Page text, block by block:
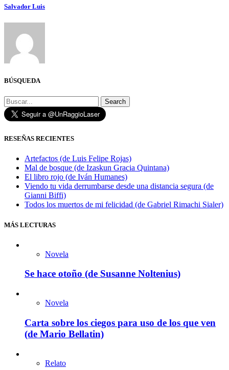
Salvador Luis
BÚSQUEDA
Search
RESEÑAS RECIENTES
Artefactos (de Luis Felipe Rojas)
Mal de bosque (de Izaskun Gracia Quintana)
El libro rojo (de Iván Humanes)
Viendo tu vida derrumbarse desde una distancia segura (de
Gianni Biffi)
Todos los muertos de mi felicidad (de Gabriel Rimachi Sialer)
MÁS LECTURAS
Novela
Se hace otoño (de Susanne Noltenius)
Novela
Carta sobre los ciegos para uso de los que ven
(de Mario Bellatin)
Relato